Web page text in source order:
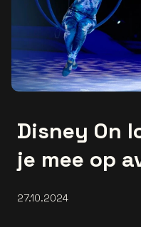
Disney On
je mee op
27.10.2024